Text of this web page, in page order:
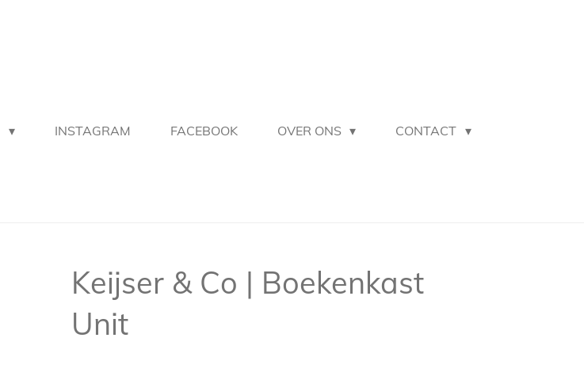
INSTAGRAM FACEBOOK OVER ONS CONTACT
Keijser & Co | Boekenkast
Unit